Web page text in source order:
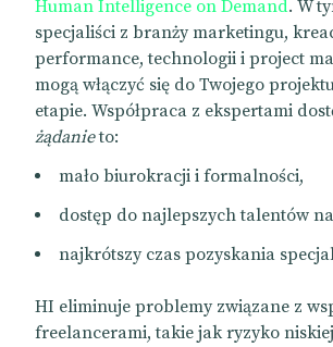
Human Intelligence on Demand. W
specjaliści z branży marketingu,
performance, technologii i project
mogą włączyć się do Twojego
etapie. Współpraca z ekspertami
żądanieto:
mało biurokracji i formalności,
dostęp do najlepszych talentów
najkrótszy czas pozyskania
HI eliminuje problemy związane z
freelancerami, takie jak ryzyko